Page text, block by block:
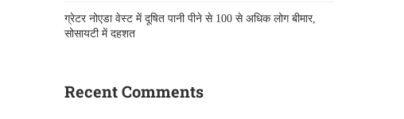
ग्रेटर नोएडा वेस्ट में दूषित पानी पीने से 100 से अधिक लोग बीमार,
सोसायटी में दहशत
Recent Comments